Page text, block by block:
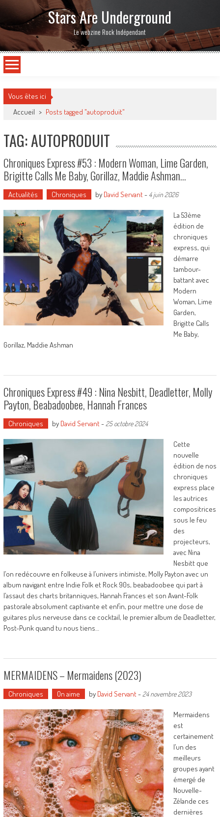
Stars Are Underground
Le webzine Rock Indépendant
Vous êtes ici
Accueil > Posts tagged "autoproduit"
TAG: AUTOPRODUIT
Chroniques Express #53 : Modern Woman, Lime Garden,
Brigitte Calls Me Baby, Gorillaz, Maddie Ashman…
Actualités Chroniques by David Servant- 4 juin 2026
La 53ème
édition de
chroniques
express, qui
démarre
tambour-
battant avec
Modern
Woman, Lime
Garden,
Brigitte Calls
Me Baby,
Gorillaz, Maddie Ashman
Chroniques Express #49 : Nina Nesbitt, Deadletter, Molly
Payton, Beabadoobee, Hannah Frances
Chroniques by David Servant- 25 octobre 2024
Cette
nouvelle
édition de nos
chroniques
express place
les autrices
compositrices
sous le feu
des
projecteurs,
avec Nina
Nesbitt que
l’on redécouvre en folkeuse à l’univers intimiste, Molly Payton avec un
album navigant entre Indie Folk et Rock 90s, beabadoobee qui part à
l’assaut des charts britanniques, Hannah Frances et son Avant-Folk
pastorale absolument captivante et enfin, pour mettre une dose de
guitares plus nerveuse dans ce cocktail, le premier album de Deadletter,
Post-Punk quand tu nous tiens…
MERMAIDENS – Mermaidens (2023)
Chroniques On aime by David Servant- 24 novembre 2023
Mermaidens
est
certainement
l’un des
meilleurs
groupes ayant
émergé de
Nouvelle-
Zélande ces
dernières